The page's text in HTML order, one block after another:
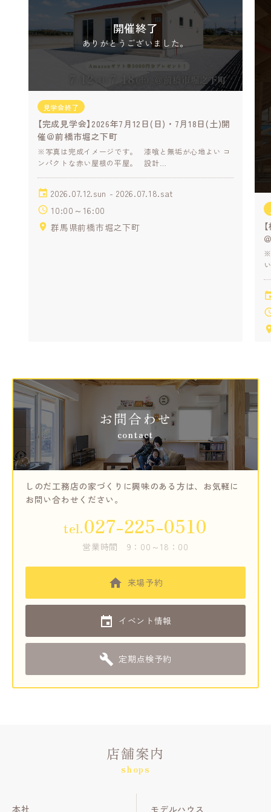
開催終了
ありがとうございました。
見学会終了
【完成見学会】2026年7月12日(日)・7月18日(土)開
催＠前橋市堀之下町
※写真は完成イメージです。 漆喰と無垢が心地よい コ
ンパクトな赤い屋根の平屋。 設計…
2026.07.12.sun - 2026.07.18.sat
10:00～16:00
群馬県前橋市堀之下町
※
お問合わせ
contact
しのだ工務店の家づくりに興味のある方は、 お気軽に
お問い合わせください。
tel.027-225-0510
営業時間 9：00～18：00
来場予約
イベント情報
定期点検予約
店舗案内
shops
本社 モデルハウス